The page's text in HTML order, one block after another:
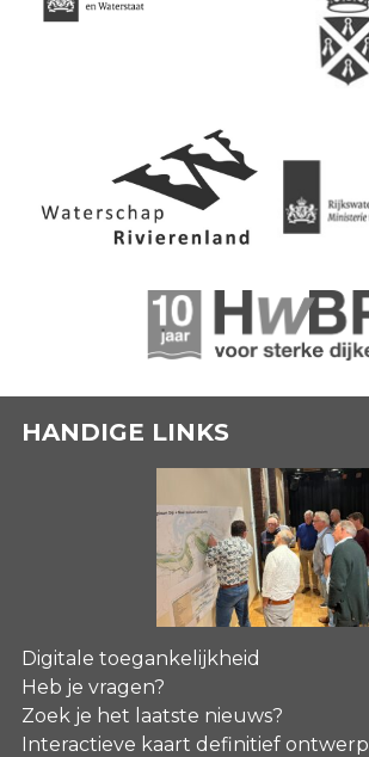
HANDIGE LINKS
Digitale toegankelijkheid
Heb je vragen?
Zoek je het laatste nieuws?
Interactieve kaart definitief ontwerp